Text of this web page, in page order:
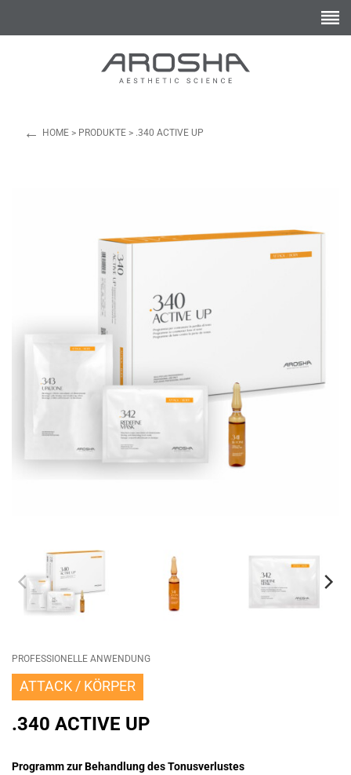
← HOME > PRODUKTE > .340 ACTIVE UP
PROFESSIONELLE ANWENDUNG
ATTACK KÖRPER
.340 ACTIVE UP
Programm zur Behandlung des Tonusverlustes